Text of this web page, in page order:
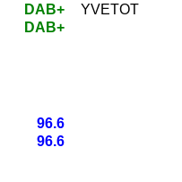
DAB+
YVETOT
DAB+
96.6
96.6